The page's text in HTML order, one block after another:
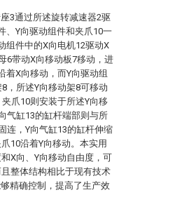
3通过所述旋转减速器2驱
、Y向驱动组件和夹爪10一
组件中的X向电机12驱动X
6带动X向移动板7移动，进
着X向移动，而Y向驱动组
，所述Y向移动架8可移动
爪10则安装于所述Y向移
气缸13的缸杆端部则与所
连，Y向气缸13的缸杆伸缩
10沿着Y向移动。本实用
X向、Y向移动自由度，可
整体结构相比于现有技术
精确控制，提高了生产效